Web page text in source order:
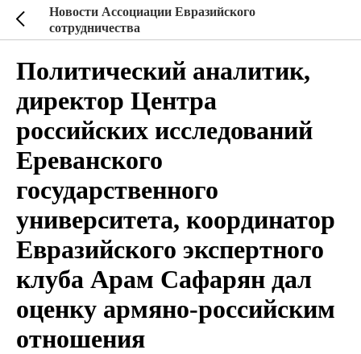
Новости Ассоциации Евразийского
сотрудничества
Политический аналитик,
директор Центра
российских исследований
Ереванского
государственного
университета, координатор
Евразийского экспертного
клуба Арам Сафарян дал
оценку армяно-российским
отношения